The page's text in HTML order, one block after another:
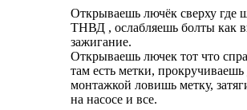
Открываешь лючёк сверху где
ТНВД , ослабляешь болты как
зажигание.
Открываешь лючек тот что
там есть метки, прокручиваешь
монтажкой ловишь метку,
на насосе и все.